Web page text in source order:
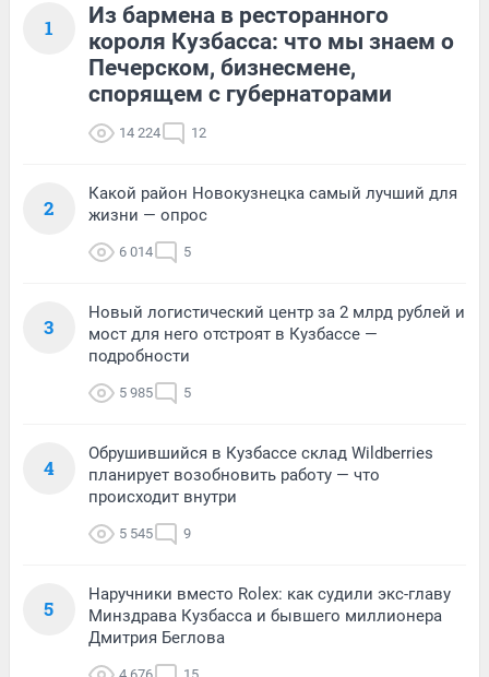
1
Из бармена в ресторанного
короля Кузбасса: что мы знаем о
Печерском, бизнесмене,
спорящем с губернаторами
14 224 12
2
Какой район Новокузнецка самый лучший для
жизни — опрос
6 014 5
3
Новый логистический центр за 2 млрд рублей и
мост для него отстроят в Кузбассе —
подробности
5 985 5
4
Обрушившийся в Кузбассе склад Wildberries
планирует возобновить работу — что
происходит внутри
5 545 9
5
Наручники вместо Rolex: как судили экс-главу
Минздрава Кузбасса и бывшего миллионера
Дмитрия Беглова